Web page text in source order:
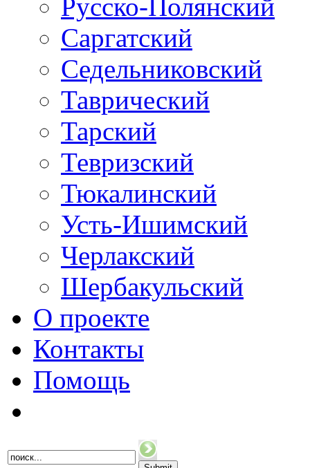
Русско-Полянский
Саргатский
Седельниковский
Таврический
Тарский
Тевризский
Тюкалинский
Усть-Ишимский
Черлакский
Шербакульский
О проекте
Контакты
Помощь